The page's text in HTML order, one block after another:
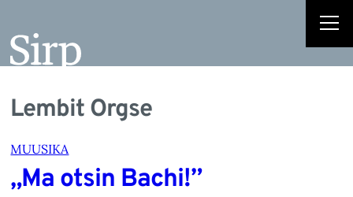
Lembit Orgse
MUUSIKA
„Ma otsin Bachi!”